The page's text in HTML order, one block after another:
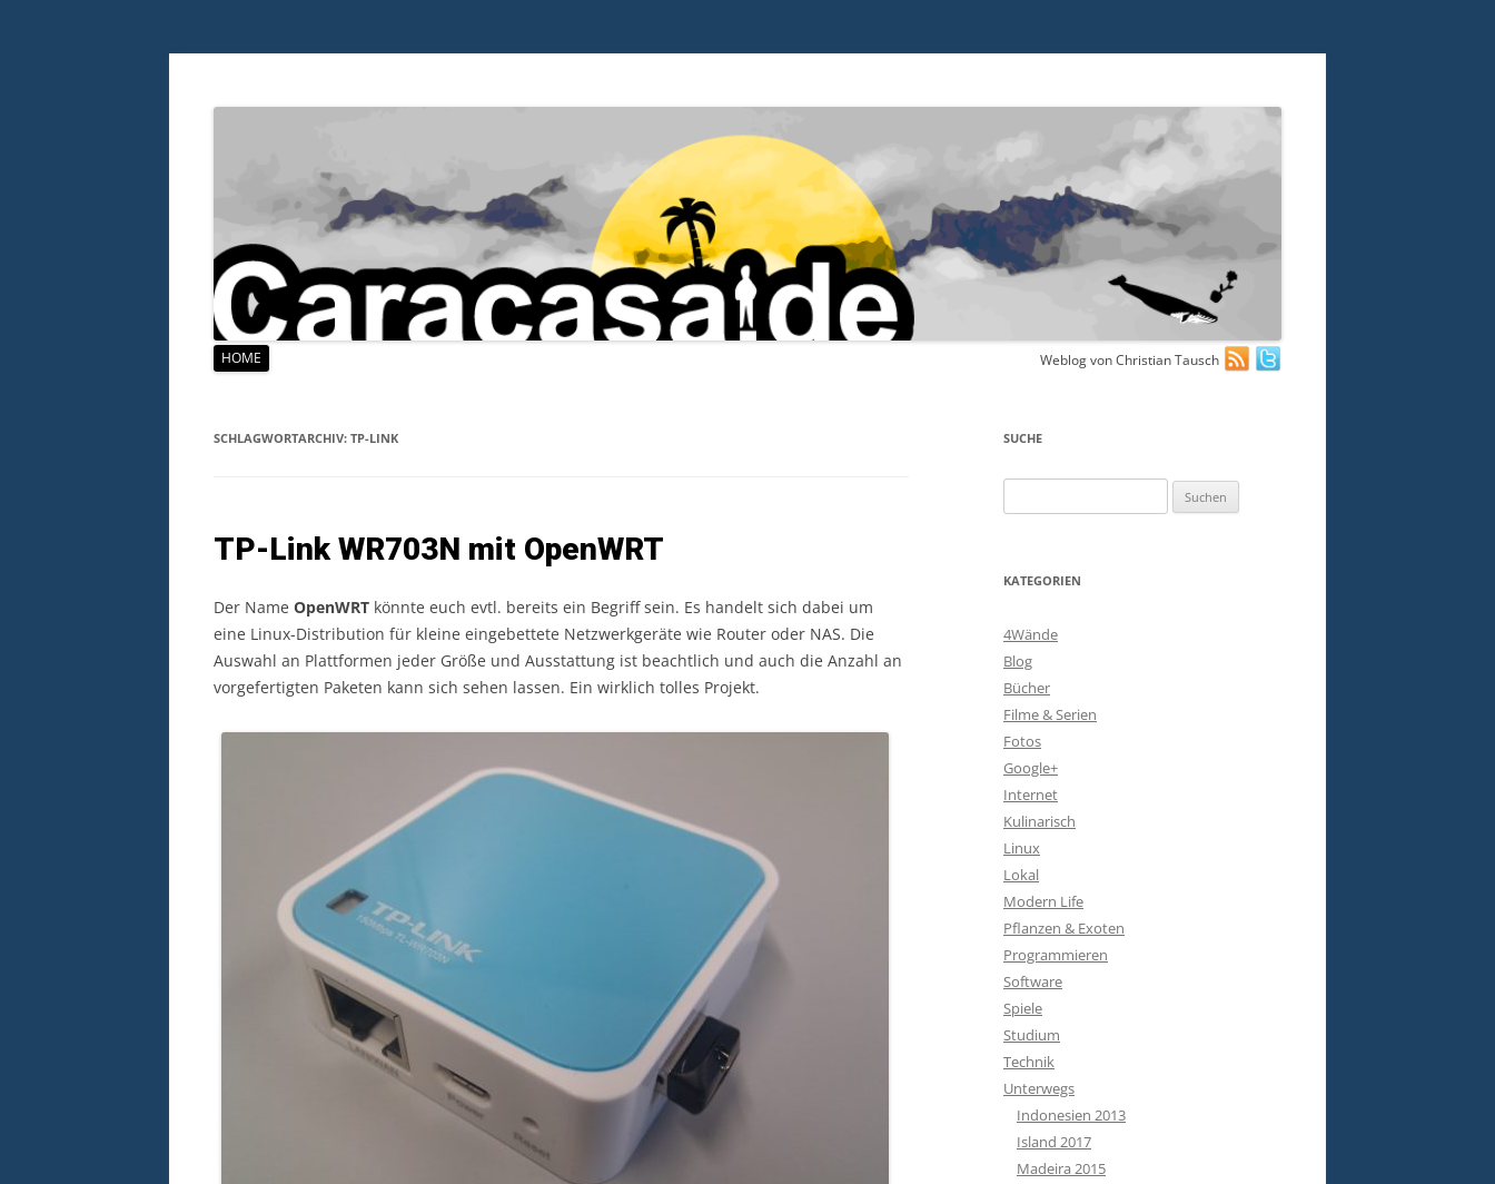
Weblog von Christian Tausch
Zum
Inhalt
HOME
SCHLAGWORTARCHIV: TP-LINK
TP-Link WR703N mit OpenWRT
Der Name OpenWRT könnte euch evtl. bereits ein Begriff sein. Es handelt sich dabei um
eine Linux-Distribution für kleine eingebettete Netzwerkgeräte wie Router oder NAS. Die
Auswahl an Plattformen jeder Größe und Ausstattung ist beachtlich und auch die Anzahl an
vorgefertigten Paketen kann sich sehen lassen. Ein wirklich tolles Projekt.
SUCHE
nach:
KATEGORIEN
4Wände
Blog
Bücher
Filme & Serien
Fotos
Google+
Internet
Kulinarisch
Linux
Lokal
Modern Life
Pflanzen & Exoten
Programmieren
Software
Spiele
Studium
Technik
Unterwegs
Indonesien 2013
Island 2017
Madeira 2015